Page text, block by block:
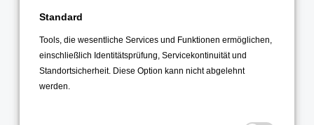
November 2024
Oktober 2024
September 2024
August 2024
Standard
Tools, die wesentliche Services und Funktionen ermöglichen,
einschließlich Identitätsprüfung, Servicekontinuität und
Standortsicherheit. Diese Option kann nicht abgelehnt
werden.